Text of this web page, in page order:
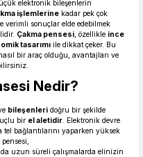
elektronik bileşenlerin
işlemlerine kadar pek çok
verimli sonuçlar elde edebilmek
Çakma pensesi , özellikle ince
tasarımı ile dikkat çeker. Bu
bir araç olduğu, avantajları ve
Nedir?
bileşenleri doğru bir şekilde
bir el aletidir . Elektronik devre
bağlantılarını yaparken yüksek
uzun süreli çalışmalarda elinizin